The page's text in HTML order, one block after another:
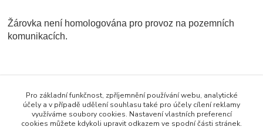
Žárovka není homologována pro provoz na pozemních
komunikacích.
ŽÁROVKY / POJISTKY
Žárovky - LED
Pro základní funkčnost, zpříjemnění používání webu, analytické
účely a v případě udělení souhlasu také pro účely cílení reklamy
využíváme soubory cookies. Nastavení vlastních preferencí
cookies můžete kdykoli upravit odkazem ve spodní části stránek.